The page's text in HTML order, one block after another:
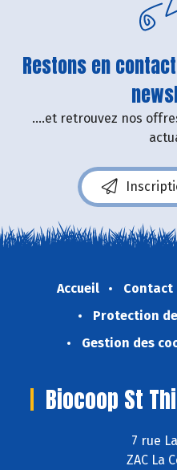
Restons en
....et retrouvez nos
Accueil Contact
Protection
Gestion des
Biocoop St
7 rue
ZAC La